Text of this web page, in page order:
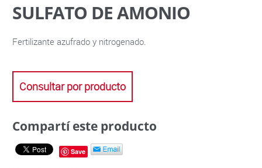
SULFATO DE AMONIO
Fertilizante azufrado y nitrogenado.
Consultar por producto
Compartí este producto
Save